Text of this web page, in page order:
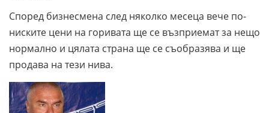
Според бизнесмена след няколко месеца вече по-
ниските цени на горивата ще се възприемат за нещо
нормално и цялата страна ще се съобразява и ще
продава на тези нива.